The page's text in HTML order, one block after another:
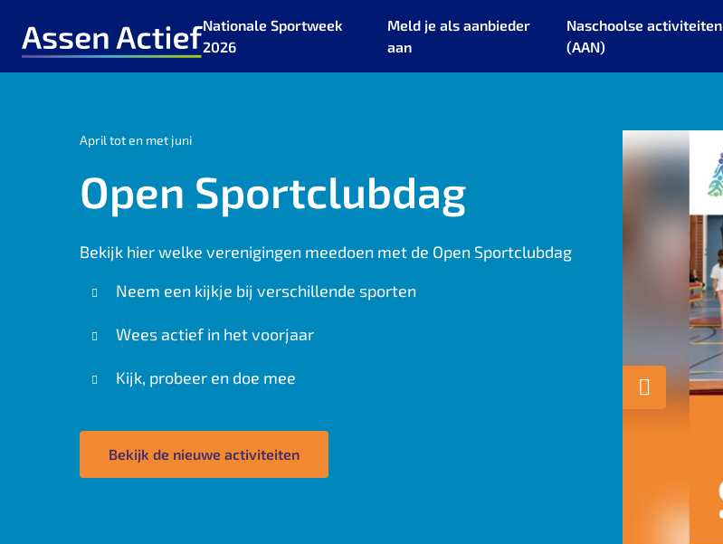
Ga naar de homepage van Assen Actief
Nationale Sportweek
2026
Meld je als aanbieder
aan
Naschoolse activiteiten
(AAN)
April tot en met juni
Open Sportclubdag
Bekijk hier welke verenigingen meedoen met de Open Sportclubdag
Neem een kijkje bij verschillende sporten
Wees actief in het voorjaar
Kijk, probeer en doe mee
Bekijk de nieuwe activiteiten